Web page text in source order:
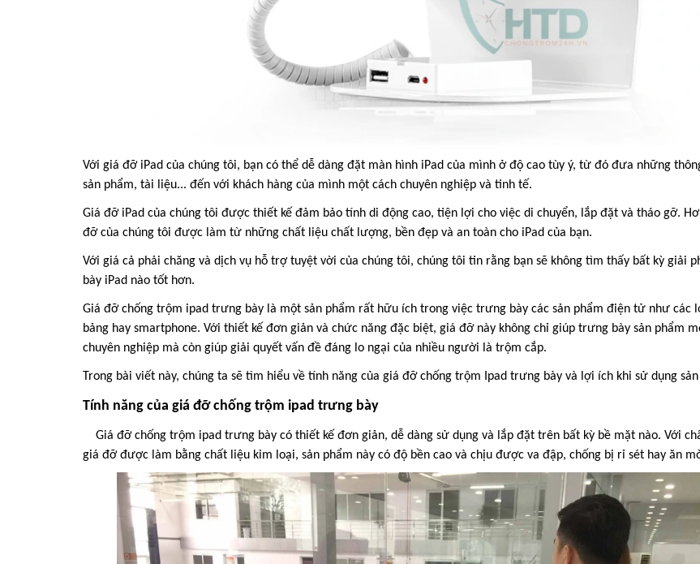
Với giá đỡ iPad của chúng tôi, bạn có thể dễ dàng đặt màn hình iPad của mình ở độ cao tùy ý, từ đó đưa những
sản phẩm, tài liệu... đến với khách hàng của mình một cách chuyên nghiệp và tinh tế.
Giá đỡ iPad của chúng tôi được thiết kế đảm bảo tính di động cao, tiện lợi cho việc di chuyển, lắp đặt và tháo gỡ.
đỡ của chúng tôi được làm từ những chất liệu chất lượng, bền đẹp và an toàn cho iPad của bạn.
Với giá cả phải chăng và dịch vụ hỗ trợ tuyệt vời của chúng tôi, chúng tôi tin rằng bạn sẽ không tìm thấy bất kỳ giải
bày iPad nào tốt hơn.
Giá đỡ chống trộm ipad trưng bày là một sản phẩm rất hữu ích trong việc trưng bày các sản phẩm điện tử như các
bảng hay smartphone. Với thiết kế đơn giản và chức năng đặc biệt, giá đỡ này không chỉ giúp trưng bày sản phẩm
chuyên nghiệp mà còn giúp giải quyết vấn đề đáng lo ngại của nhiều người là trộm cắp.
Trong bài viết này, chúng ta sẽ tìm hiểu về tính năng của giá đỡ chống trộm Ipad trưng bày và lợi ích khi sử dụng sản
Tính năng của giá đỡ chống trộm ipad trưng bày
Giá đỡ chống trộm ipad trưng bày có thiết kế đơn giản, dễ dàng sử dụng và lắp đặt trên bất kỳ bề mặt nào. Với
giá đỡ được làm bằng chất liệu kim loại, sản phẩm này có độ bền cao và chịu được va đập, chống bị rỉ sét hay ăn